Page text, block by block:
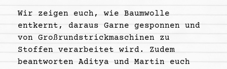
Wir zeigen euch, wie Baumwolle
entkernt, daraus Garne gesponnen und
von Großrundstrickmaschinen zu
Stoffen verarbeitet wird. Zudem
beantworten Aditya und Martin euch